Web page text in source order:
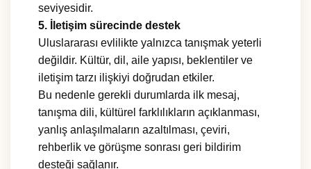
seviyesidir.
5. İletişim sürecinde destek
Uluslararası evlilikte yalnızca tanışmak yeterli
değildir. Kültür, dil, aile yapısı, beklentiler ve
iletişim tarzı ilişkiyi doğrudan etkiler.
Bu nedenle gerekli durumlarda ilk mesaj,
tanışma dili, kültürel farklılıkların açıklanması,
yanlış anlaşılmaların azaltılması, çeviri,
rehberlik ve görüşme sonrası geri bildirim
desteği sağlanır.